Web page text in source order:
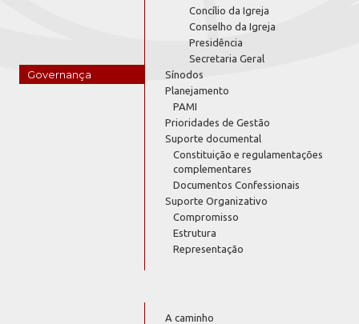
Governança
Concílio da Igreja
Conselho da Igreja
Presidência
Secretaria Geral
Sínodos
Planejamento
PAMI
Prioridades de Gestão
Suporte documental
Constituição e regulamentações
complementares
Documentos Confessionais
Suporte Organizativo
Compromisso
Estrutura
Representação
A caminho